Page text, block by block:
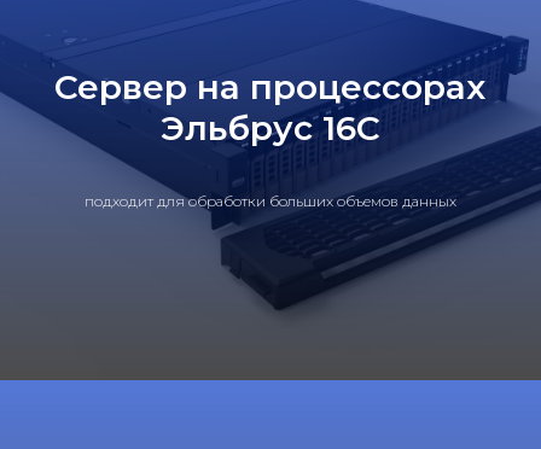
Сервер на процессорах
Эльбрус 16C
подходит для обработки больших объемов данных